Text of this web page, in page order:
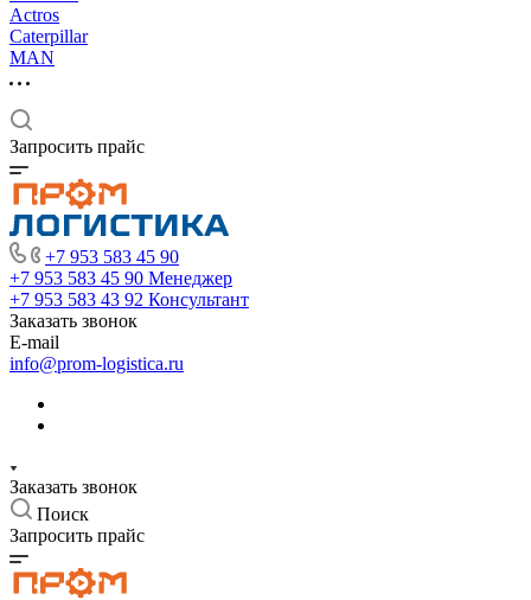
Actros
Caterpillar
MAN
Запросить прайс
+7 953 583 45 90
+7 953 583 45 90 Менеджер
+7 953 583 43 92 Консультант
Заказать звонок
E-mail
info@prom-logistica.ru
Заказать звонок
Поиск
Запросить прайс